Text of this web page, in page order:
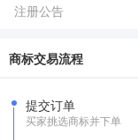
注册公告
商标交易流程
提交订单
买家挑选商标并下单